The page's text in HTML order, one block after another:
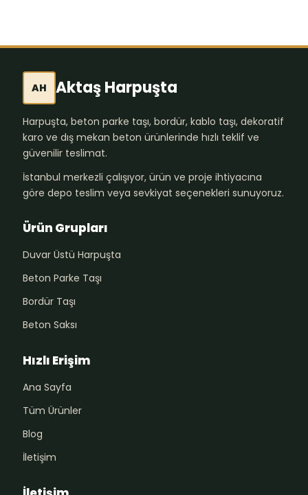
AH Aktaş Harpuşta
Harpuşta, beton parke taşı, bordür, kablo taşı, dekoratif
karo ve dış mekan beton ürünlerinde hızlı teklif ve
güvenilir teslimat.
İstanbul merkezli çalışıyor, ürün ve proje ihtiyacına
göre depo teslim veya sevkiyat seçenekleri sunuyoruz.
Ürün Grupları
Duvar Üstü Harpuşta
Beton Parke Taşı
Bordür Taşı
Beton Saksı
Hızlı Erişim
Ana Sayfa
Tüm Ürünler
Blog
İletişim